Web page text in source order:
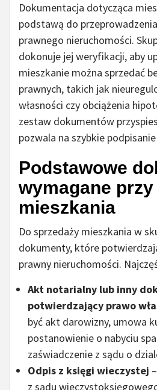
Dokumentacja dotycząca
podstawą do
prawnego nieruchomości.
dokonuje jej weryfikacji, aby
mieszkanie można sprzedać
prawnych, takich jak
własności czy obciążenia
zestaw dokumentów
pozwala na szybkie
Podstawowe
wymagane
mieszkania
Do sprzedaży mieszkania w
dokumenty, które
prawny nieruchomości.
Akt notarialny lub inny
potwierdzający prawo
być akt darowizny, umowa
postanowienie o nabyciu
zaświadczenie z sądu o
Odpis z księgi wieczystej
z sądu